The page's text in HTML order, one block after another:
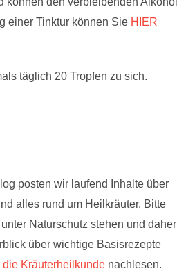
einer Tinktur können Sie HIER
täglich 20 Tropfen zu sich.
posten wir laufend Inhalte über
alles rund um Heilkräuter. Bitte
Naturschutz stehen und daher
über wichtige Basisrezepte
die Kräuterheilkunde nachlesen.